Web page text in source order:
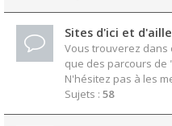
Sites d'ici et
Vous trouverez dans
que des parcours de
N'hésitez pas à les
Sujets : 58